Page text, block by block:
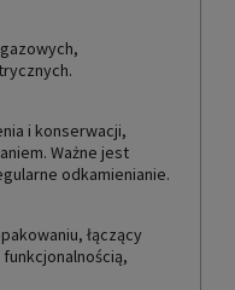
i konserwacji,
Ważne jest
odkamienianie.
łączący